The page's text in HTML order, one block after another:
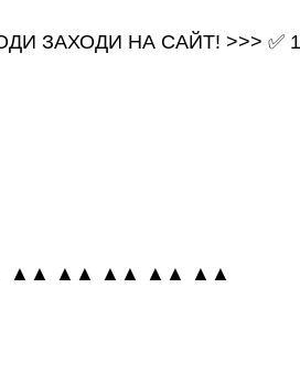
ЗАХОДИ НА САЙТ! >>> ✅
▲▲ ▲▲ ▲▲ ▲▲ ▲▲